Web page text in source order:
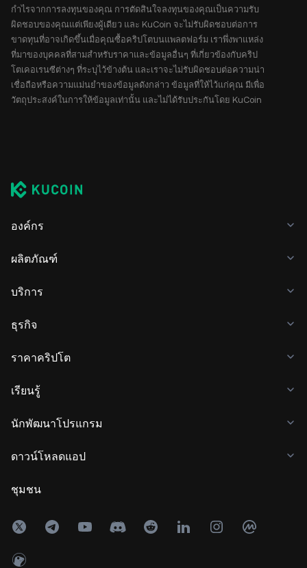
กำไรจากการลงทุนของคุณ การตัดสินใจลงทุนของคุณเป็นความรับ
ผิดชอบของคุณแต่เพียงผู้เดียว และ KuCoin จะไม่รับผิดชอบต่อการ
ขาดทุนที่อาจเกิดขึ้นเมื่อคุณซื้อคริปโตบนแพลตฟอร์ม เราพึ่งพาแหล่ง
ที่มาของบุคคลที่สามสำหรับราคาและข้อมูลอื่นๆ ที่เกี่ยวข้องกับคริป
โตเคอเรนซีต่างๆ ที่ระบุไว้ข้างต้น และเราจะไม่รับผิดชอบต่อความน่า
เชื่อถือหรือความแม่นยำของข้อมูลดังกล่าว ข้อมูลที่ให้ไว้แก่คุณ มีเพื่อ
วัตถุประสงค์ในการให้ข้อมูลเท่านั้น และไม่ได้รับประกันโดย KuCoin
องค์กร
ผลิตภัณฑ์
บริการ
ธุรกิจ
ราคาคริปโต
เรียนรู้
นักพัฒนาโปรแกรม
ดาวน์โหลดแอป
ชุมชน